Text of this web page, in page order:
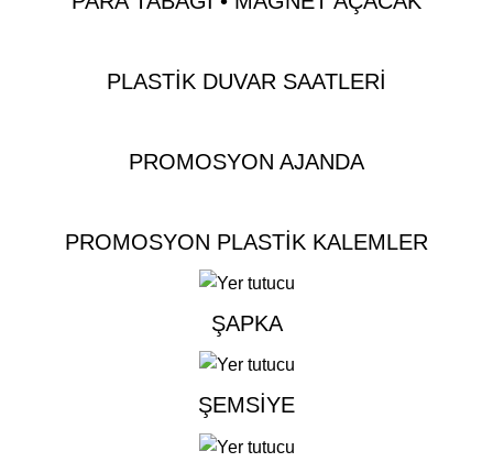
PLASTIK DUVAR SAATLERI
PROMOSYON AJANDA
PROMOSYON PLASTIK KALEMLER
ŞAPKA
ŞEMSIYE